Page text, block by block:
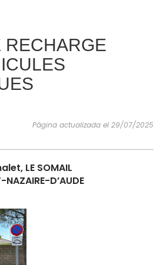
HACER
INSPIRACIONES
RECHARGE
Página actualizada el 29/07/2025
LE SOMAIL
NAZAIRE-D’AUDE